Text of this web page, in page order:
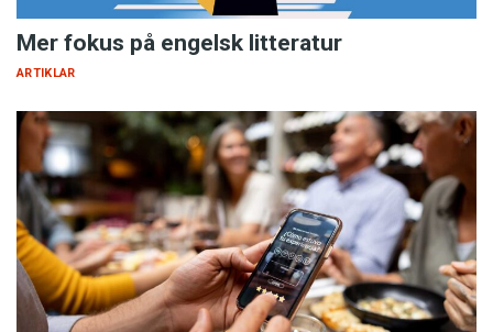
Mer fokus på engelsk litteratur
ARTIKLAR